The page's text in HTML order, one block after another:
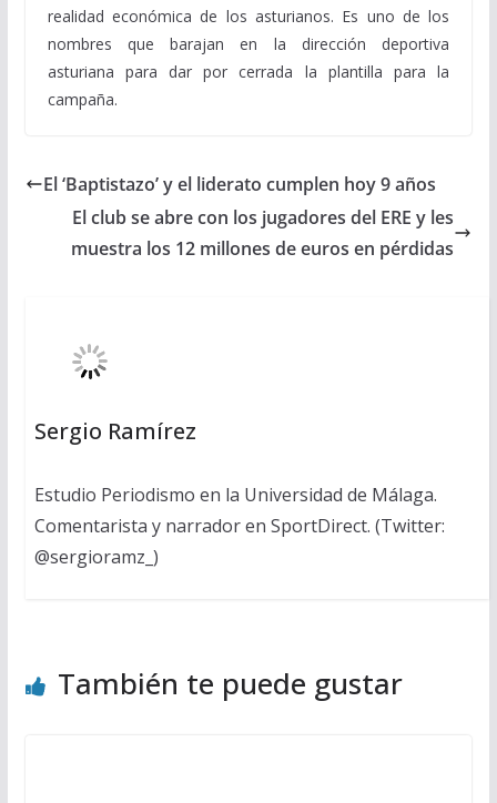
realidad económica de los asturianos. Es uno de los
nombres que barajan en la dirección deportiva
asturiana para dar por cerrada la plantilla para la
campaña.
El ‘Baptistazo’ y el liderato cumplen hoy 9 años
El club se abre con los jugadores del ERE y les
muestra los 12 millones de euros en pérdidas
Sergio Ramírez
Estudio Periodismo en la Universidad de Málaga.
Comentarista y narrador en SportDirect. (Twitter:
@sergioramz_)
También te puede gustar